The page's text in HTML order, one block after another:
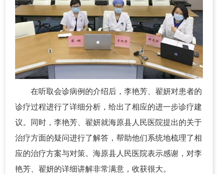
在听取会诊病例的介绍后，李艳芳、翟妍对患者的
诊疗过程进行了详细分析，给出了相应的进一步诊疗建
议。同时，李艳芳、翟妍就海原县人民医院提出的关于
治疗方面的疑问进行了解答，帮助他们系统地梳理了相
应的治疗方案与对策。海原县人民医院表示感谢，对李
艳芳、翟妍的详细讲解非常满意，收获很大。